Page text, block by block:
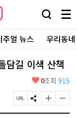
검
창
열
기
메
뉴
전
체
보
주얼 뉴스 우리동
담길 이색 산책
좋
요
0조회 915
페
이
S
N
글
자
글
자